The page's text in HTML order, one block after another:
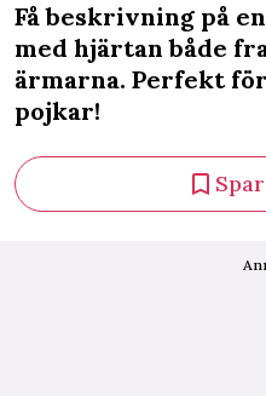
Få beskrivning på
med hjärtan både
ärmarna. Perfekt
pojkar!